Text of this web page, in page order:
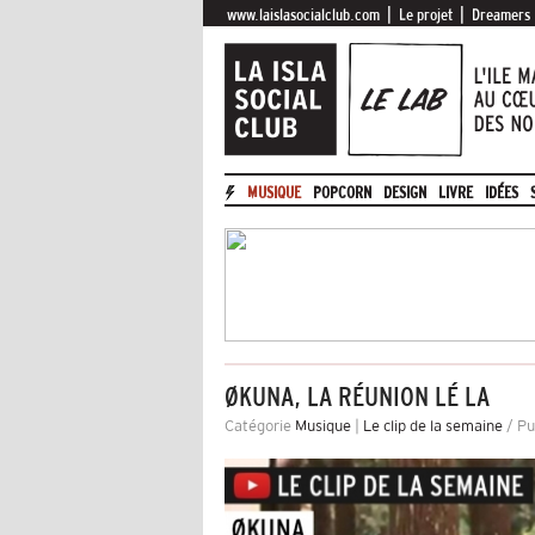
www.laislasocialclub.com Le projet Dreamers
MUSIQUE POPCORN DESIGN LIVRE IDÉES
ØKUNA, LA RÉUNION LÉ LA
Catégorie Musique Le clip de la semaine /